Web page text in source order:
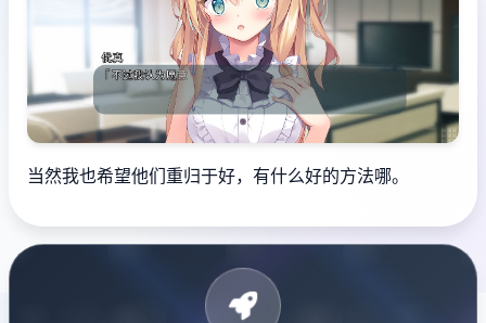
当然我也希望他们重归于好，有什么好的方法哪。